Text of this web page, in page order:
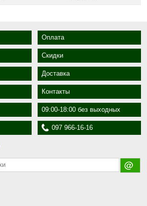
Оплата
Скидки
Доставка
Контакты
09:00-18:00 без выходных
097 966-16-16